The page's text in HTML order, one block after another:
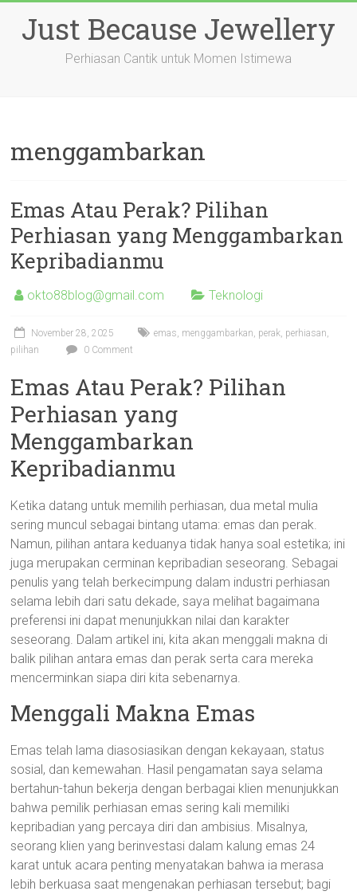
contentJust Because Jewellery
Perhiasan Cantik untuk Momen Istimewa
menggambarkan
Emas Atau Perak? Pilihan
Perhiasan yang Menggambarkan
Kepribadianmu
okto88blog@gmail.com Teknologi
November 28, 2025 emas, menggambarkan, perak, perhiasan,
pilihan
0 Comment
Emas Atau Perak? Pilihan
Perhiasan yang
Menggambarkan
Kepribadianmu
Ketika datang untuk memilih perhiasan, dua metal mulia
sering muncul sebagai bintang utama: emas dan perak.
Namun, pilihan antara keduanya tidak hanya soal estetika; ini
juga merupakan cerminan kepribadian seseorang. Sebagai
penulis yang telah berkecimpung dalam industri perhiasan
selama lebih dari satu dekade, saya melihat bagaimana
preferensi ini dapat menunjukkan nilai dan karakter
seseorang. Dalam artikel ini, kita akan menggali makna di
balik pilihan antara emas dan perak serta cara mereka
mencerminkan siapa diri kita sebenarnya.
Menggali Makna Emas
Emas telah lama diasosiasikan dengan kekayaan, status
sosial, dan kemewahan. Hasil pengamatan saya selama
bertahun-tahun bekerja dengan berbagai klien menunjukkan
bahwa pemilik perhiasan emas sering kali memiliki
kepribadian yang percaya diri dan ambisius. Misalnya,
seorang klien yang berinvestasi dalam kalung emas 24
karat untuk acara penting menyatakan bahwa ia merasa
lebih berkuasa saat mengenakan perhiasan tersebut; bagi